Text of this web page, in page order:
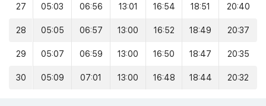
27 05:03 06:56 13:01 16:54 18:51 20:40
28 05:05 06:57 13:00 16:52 18:49 20:37
29 05:07 06:59 13:00 16:50 18:47 20:35
30 05:09 07:01 13:00 16:48 18:44 20:32